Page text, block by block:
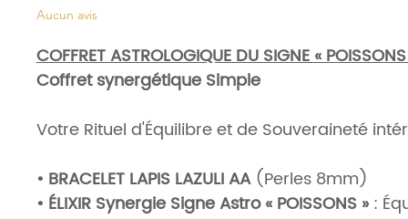
Aucun avis
COFFRET ASTROLOGIQUE DU SIGNE «
Coffret synergétique Simple
Votre Rituel d'Équilibre et de Souveraineté
• BRACELET LAPIS LAZULIAA (Perles 8mm)
• ÉLIXIR Synergie Signe Astro « POISSONS » :